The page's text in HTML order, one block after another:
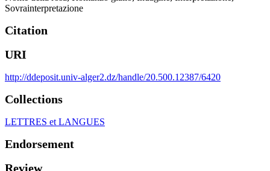
Sovrainterpretazione
Citation
URI
http://ddeposit.univ-alger2.dz/handle/20.500.12387/6420
Collections
LETTRES et LANGUES
Endorsement
Review